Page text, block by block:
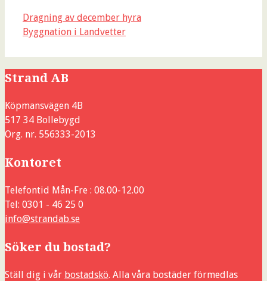
Dragning av december hyra
Byggnation i Landvetter
Strand AB
Köpmansvägen 4B
517 34 Bollebygd
Org. nr. 556333-2013
Kontoret
Telefontid Mån-Fre : 08.00-12.00
Tel: 0301 - 46 25 0
info@strandab.se
Söker du bostad?
Ställ dig i vår bostadskö. Alla våra bostäder förmedlas